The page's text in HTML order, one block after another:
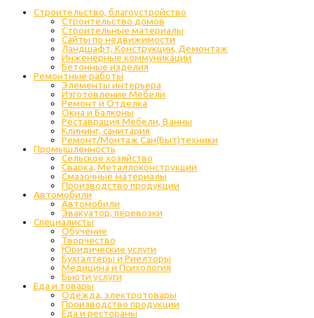
Строительство, благоустройство
Строительство домов
Строительные материалы
Сайты по недвижимости
Ландшафт, Конструкции, Демонтаж
Инженерные коммуникации
Бетонные изделия
Ремонтные работы
Элементы интерьера
Изготовление Мебели
Ремонт и Отделка
Окна и Балконы
Реставрация Мебели, Ванны
Клининг, санитария
Ремонт/Монтаж Сан(Быт)техники
Промышленность
Cельское хозяйство
Сварка, Металлоконструкции
Cмазочные материалы
Производство продукции
Автомобили
Автомобили
Эвакуатор, перевозки
Специалисты
Обучение
Творчество
Юридические услуги
Бухгалтеры и Риелторы
Медицина и Психология
Бьюти услуги
Еда и товары
Одежда, электротовары
Производство продукции
Еда и рестораны